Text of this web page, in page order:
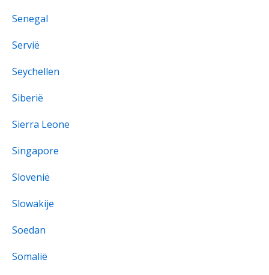
Senegal
Servië
Seychellen
Siberië
Sierra Leone
Singapore
Slovenië
Slowakije
Soedan
Somalië